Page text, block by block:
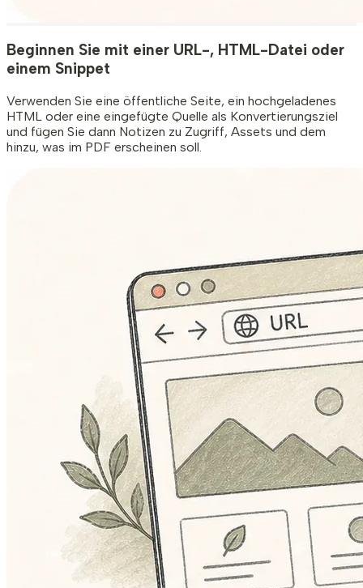
Beginnen Sie mit einer URL-, HTML-Datei oder
einem Snippet
Verwenden Sie eine öffentliche Seite, ein hochgeladenes
HTML oder eine eingefügte Quelle als Konvertierungsziel
und fügen Sie dann Notizen zu Zugriff, Assets und dem
hinzu, was im PDF erscheinen soll.